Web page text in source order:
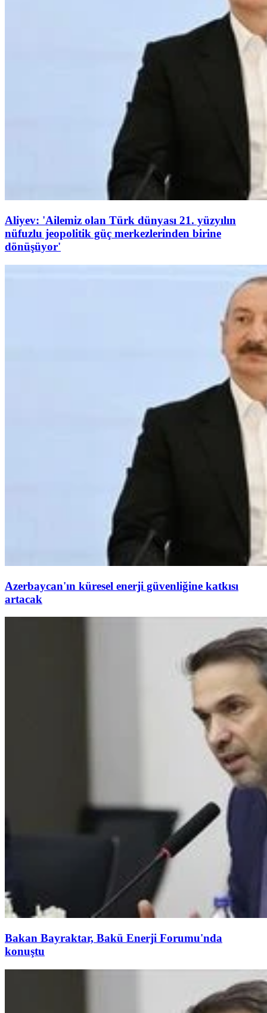
Aliyev: 'Ailemiz olan Türk dünyası 21. yüzyılın
nüfuzlu jeopolitik güç merkezlerinden birine
dönüşüyor'
Azerbaycan'ın küresel enerji güvenliğine katkısı
artacak
Bakan Bayraktar, Bakü Enerji Forumu'nda
konuştu